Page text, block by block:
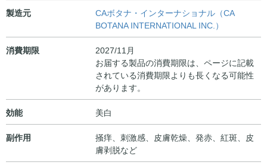
製造元
CAボタナ・インターナショナル（CA
BOTANA INTERNATIONAL INC.）
消費期限
2027/11月
お届する製品の消費期限は、ページに記載
されている消費期限よりも長くなる可能性
があります。
効能 美白
副作用
掻痒、刺激感、皮膚乾燥、発赤、紅斑、皮
膚剥脱など